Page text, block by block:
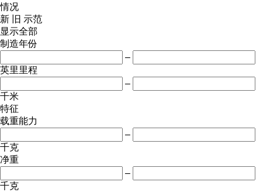
情况
新
旧 示范
显示全部
制造年份
–
英里里程
–
千米
特征
载重能力
–
千克
净重
–
千克